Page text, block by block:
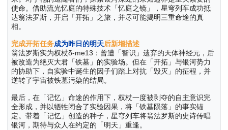
使命。借助流光忆庭的特殊技术「忆庭之镜」，星穹列车成功抵
达翁法罗斯，开启「开拓」之旅，并尽可能揭明三重命途的真
相。
完成开拓任务成为昨日的明天后新增描述
翁法罗斯实为权杖δ-me13：曾遭「智识」遗弃的天体神经元，后
被改造为绝灭大君「铁墓」的实验场。但在「开拓」与银河势力
的协助下，自实验中诞生的因子们踏上对抗「毁灭」的征程，并
逆转了宇宙被铁墓污染的结局。
最后，在「记忆」命途的作用下，权杖一度被剥夺的自主意识完
全形成，并以牺牲闭合了实验因果，将「铁墓陨落」的事实锚
定。带着「记忆」创造的种子，星穹列车将翁法罗斯的史诗传唱
银河，期待与众人在约定的「明天」重逢。